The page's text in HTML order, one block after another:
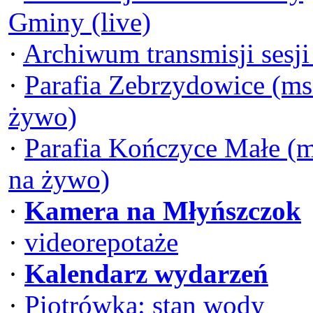
Gminy (live)
· Archiwum transmisji
· Parafia Zebrzydowice
żywo)
· Parafia Kończyce Małe
na żywo)
· Kamera na Młyńszczok
· videorepotaże
· Kalendarz wydarzeń
· Piotrówka: stan wody